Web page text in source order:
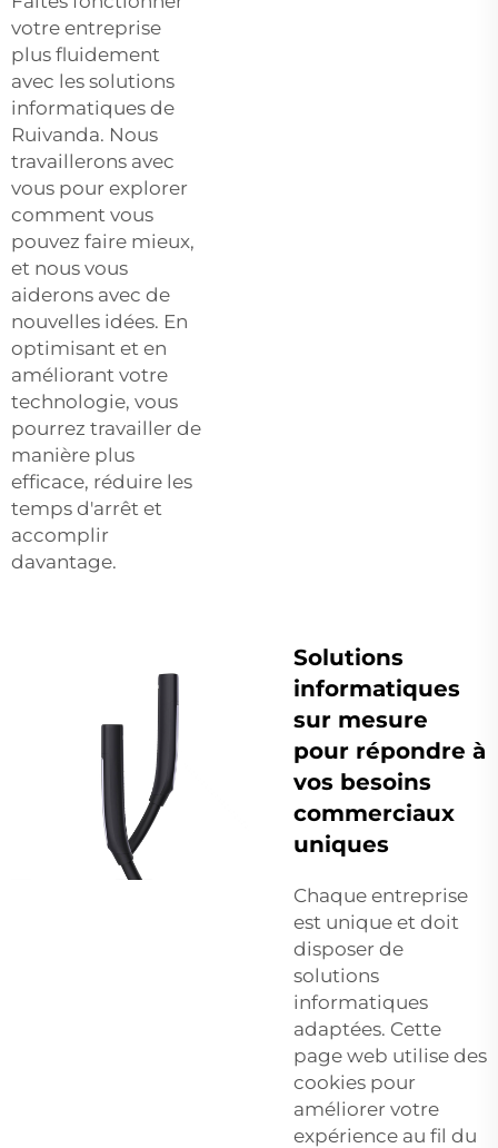
votre entreprise
plus fluidement
avec les solutions
informatiques de
Ruivanda. Nous
travaillerons avec
vous pour explorer
comment vous
pouvez faire mieux,
et nous vous
aiderons avec de
nouvelles idées. En
optimisant et en
améliorant votre
technologie, vous
pourrez travailler de
manière plus
efficace, réduire les
temps d'arrêt et
accomplir
davantage.
Solutions
informatiques
sur mesure
pour répondre à
vos besoins
commerciaux
uniques
Chaque entreprise
est unique et doit
disposer de
solutions
informatiques
adaptées. Cette
page web utilise des
cookies pour
améliorer votre
expérience au fil du